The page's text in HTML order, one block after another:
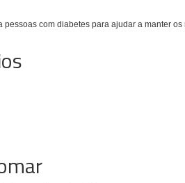
com diabetes para ajudar a manter